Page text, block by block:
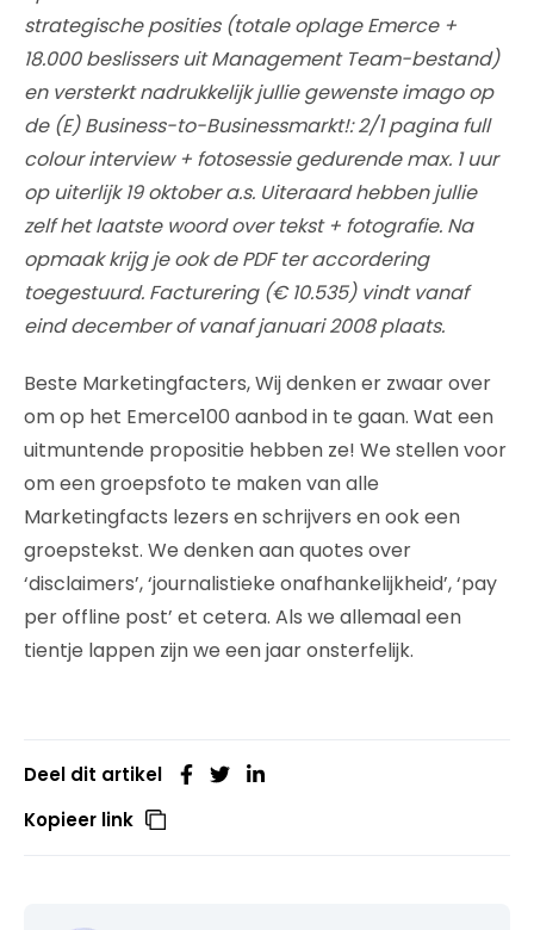
strategische posities (totale oplage Emerce +
18.000 beslissers uit Management Team-bestand)
en versterkt nadrukkelijk jullie gewenste imago op
de (E) Business-to-Businessmarkt!: 2/1 pagina full
colour interview + fotosessie gedurende max. 1 uur
op uiterlijk 19 oktober a.s. Uiteraard hebben jullie
zelf het laatste woord over tekst + fotografie. Na
opmaak krijg je ook de PDF ter accordering
toegestuurd. Facturering (€ 10.535) vindt vanaf
eind december of vanaf januari 2008 plaats.
Beste Marketingfacters, Wij denken er zwaar over
om op het Emerce100 aanbod in te gaan. Wat een
uitmuntende propositie hebben ze! We stellen voor
om een groepsfoto te maken van alle
Marketingfacts lezers en schrijvers en ook een
groepstekst. We denken aan quotes over
‘disclaimers’, ‘journalistieke onafhankelijkheid’, ‘pay
per offline post’ et cetera. Als we allemaal een
tientje lappen zijn we een jaar onsterfelijk.
Deel dit artikel
Kopieer link